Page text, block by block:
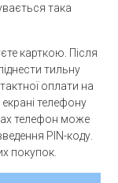
така
карткою. Після
тильну
оплати на
телефону
телефон може
PIN-коду.
покупок.